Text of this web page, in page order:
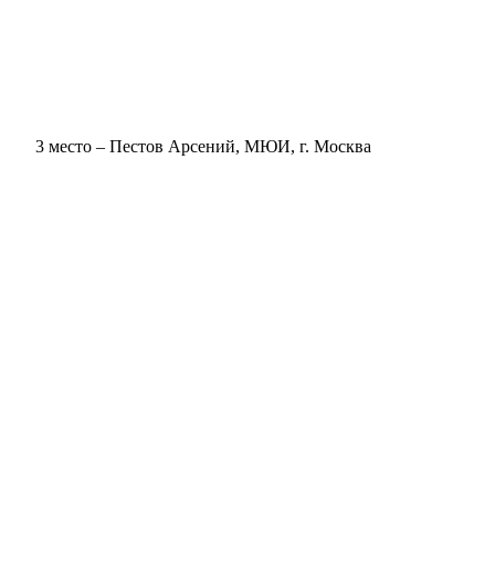
3 место – Пестов Арсений, МЮИ, г. Москва